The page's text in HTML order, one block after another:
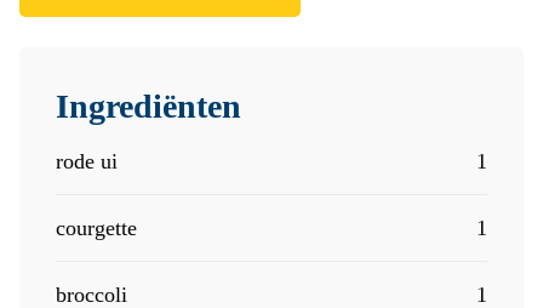
Ingrediënten
rode ui 1
courgette 1
broccoli 1